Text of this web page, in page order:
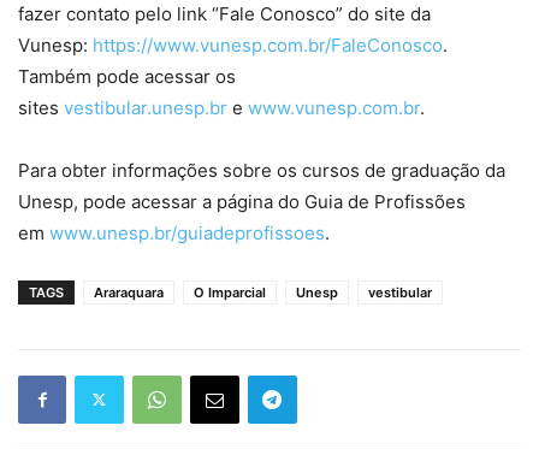
fazer contato pelo link “Fale Conosco” do site da
Vunesp: https://www.vunesp.com.br/FaleConosco.
Também pode acessar os
sites vestibular.unesp.br e www.vunesp.com.br.
Para obter informações sobre os cursos de graduação da
Unesp, pode acessar a página do Guia de Profissões
em www.unesp.br/guiadeprofissoes.
TAGS Araraquara O Imparcial Unesp vestibular